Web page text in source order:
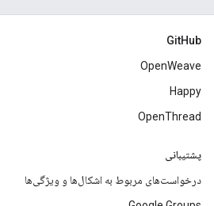
GitHub
OpenWeave
Happy
OpenThread
پشتیبانی
درخواست‌های مربوط به اشکال‌ها و ویژگی‌ها